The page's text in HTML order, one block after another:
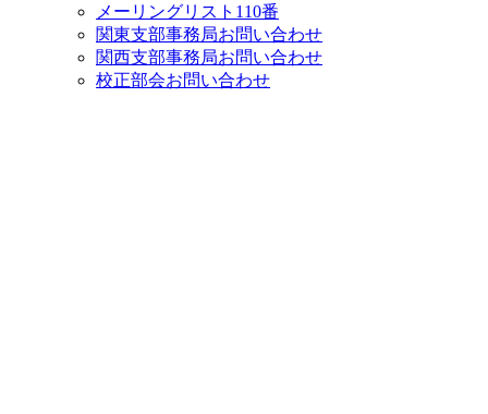
メーリングリスト110番
関東支部事務局お問い合わせ
関西支部事務局お問い合わせ
校正部会お問い合わせ